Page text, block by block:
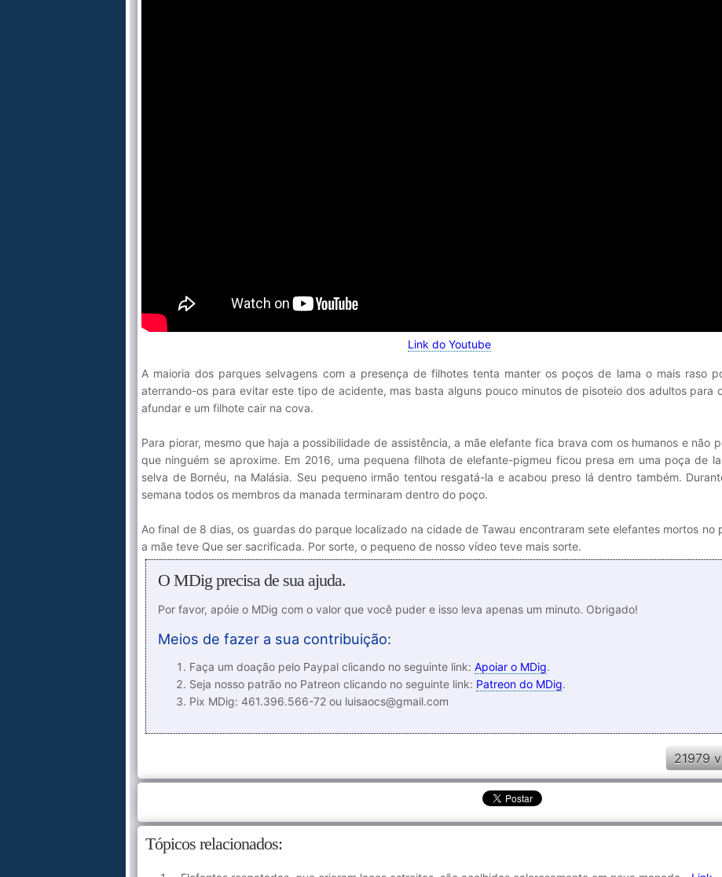
Link do Youtube
A maioria dos parques selvagens com a presença de filhotes tenta manter os poços de lama o mais raso
aterrando-os para evitar este tipo de acidente, mas basta alguns pouco minutos de pisoteio dos adultos para
afundar e um filhote cair na cova.
Para piorar, mesmo que haja a possibilidade de assistência, a mãe elefante fica brava com os humanos e não
que ninguém se aproxime. Em 2016, uma pequena filhota de elefante-pigmeu ficou presa em uma poça de
selva de Bornéu, na Malásia. Seu pequeno irmão tentou resgatá-la e acabou preso lá dentro também.
semana todos os membros da manada terminaram dentro do poço.
Ao final de 8 dias, os guardas do parque localizado na cidade de Tawau encontraram sete elefantes mortos no
a mãe teve Que ser sacrificada. Por sorte, o pequeno de nosso vídeo teve mais sorte.
O MDig precisa de sua ajuda.
Por favor, apóie o MDig com o valor que você puder e isso leva apenas um minuto. Obrigado!
Meios de fazer a sua contribuição:
Faça um doação pelo Paypal clicando no seguinte link: Apoiar o MDig.
Seja nosso patrão no Patreon clicando no seguinte link: Patreon do MDig.
Pix MDig: 461.396.566-72 ou luisaocs@gmail.com
21979
Tópicos relacionados: